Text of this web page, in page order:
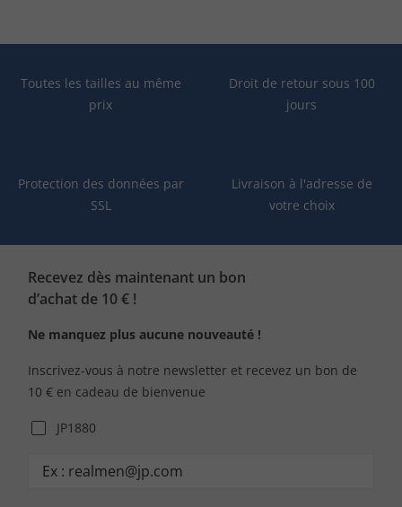
Toutes les tailles au même
prix
Droit de retour sous 100
jours
Protection des données par
SSL
Livraison à l'adresse de
votre choix
Recevez dès maintenant un bon
d’achat de 10 € !
Ne manquez plus aucune nouveauté !
Inscrivez-vous à notre newsletter et recevez un bon de
10 € en cadeau de bienvenue
JP1880